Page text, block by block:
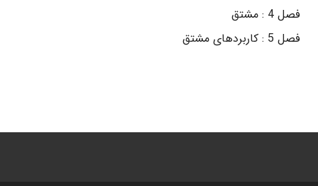
فصل 4 : مشتق
فصل 5 : کاربردهای مشتق